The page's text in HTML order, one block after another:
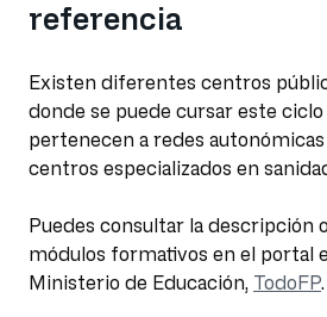
referencia
Existen diferentes centros
donde se puede cursar este
pertenecen a redes
centros especializados en
Puedes consultar la descripción
módulos formativos en el portal
Ministerio de Educación, TodoFP.